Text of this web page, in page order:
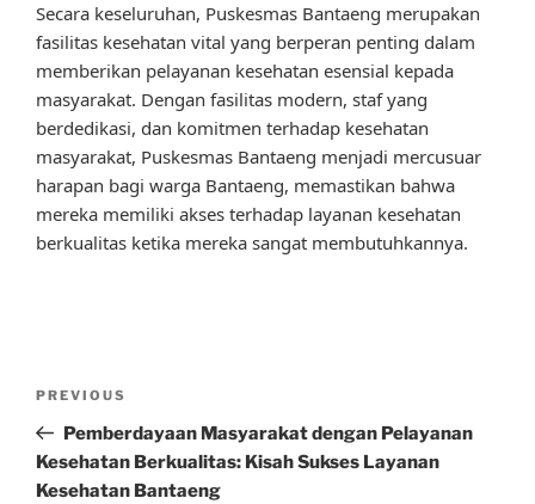
Secara keseluruhan, Puskesmas Bantaeng merupakan
fasilitas kesehatan vital yang berperan penting dalam
memberikan pelayanan kesehatan esensial kepada
masyarakat. Dengan fasilitas modern, staf yang
berdedikasi, dan komitmen terhadap kesehatan
masyarakat, Puskesmas Bantaeng menjadi mercusuar
harapan bagi warga Bantaeng, memastikan bahwa
mereka memiliki akses terhadap layanan kesehatan
berkualitas ketika mereka sangat membutuhkannya.
Previous
Post
PREVIOUS
Pemberdayaan Masyarakat dengan Pelayanan
Kesehatan Berkualitas: Kisah Sukses Layanan
Kesehatan Bantaeng